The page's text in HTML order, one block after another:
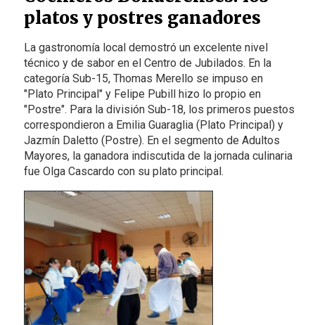
platos y postres ganadores
La gastronomía local demostró un excelente nivel
técnico y de sabor en el Centro de Jubilados. En la
categoría Sub-15, Thomas Merello se impuso en
"Plato Principal" y Felipe Pubill hizo lo propio en
"Postre". Para la división Sub-18, los primeros puestos
correspondieron a Emilia Guaraglia (Plato Principal) y
Jazmín Daletto (Postre). En el segmento de Adultos
Mayores, la ganadora indiscutida de la jornada culinaria
fue Olga Cascardo con su plato principal.